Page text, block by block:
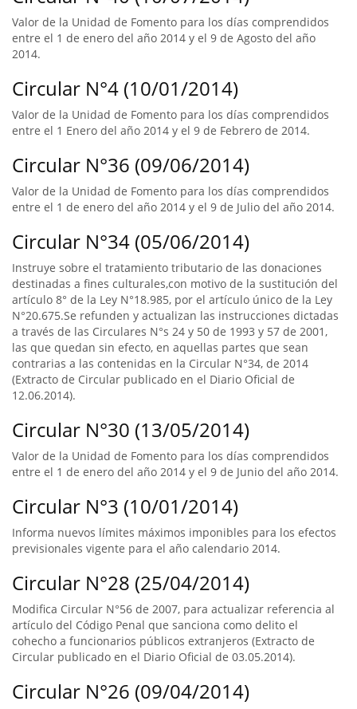
Valor de la Unidad de Fomento para los días comprendidos
entre el 1 de enero del año 2014 y el 9 de Agosto del año
2014.
Circular N°4 (10/01/2014)
Valor de la Unidad de Fomento para los días comprendidos
entre el 1 Enero del año 2014 y el 9 de Febrero de 2014.
Circular N°36 (09/06/2014)
Valor de la Unidad de Fomento para los días comprendidos
entre el 1 de enero del año 2014 y el 9 de Julio del año 2014.
Circular N°34 (05/06/2014)
Instruye sobre el tratamiento tributario de las donaciones
destinadas a fines culturales,con motivo de la sustitución del
artículo 8° de la Ley N°18.985, por el artículo único de la Ley
N°20.675.Se refunden y actualizan las instrucciones dictadas
a través de las Circulares N°s 24 y 50 de 1993 y 57 de 2001,
las que quedan sin efecto, en aquellas partes que sean
contrarias a las contenidas en la Circular N°34, de 2014
(Extracto de Circular publicado en el Diario Oficial de
12.06.2014).
Circular N°30 (13/05/2014)
Valor de la Unidad de Fomento para los días comprendidos
entre el 1 de enero del año 2014 y el 9 de Junio del año 2014.
Circular N°3 (10/01/2014)
Informa nuevos límites máximos imponibles para los efectos
previsionales vigente para el año calendario 2014.
Circular N°28 (25/04/2014)
Modifica Circular N°56 de 2007, para actualizar referencia al
artículo del Código Penal que sanciona como delito el
cohecho a funcionarios públicos extranjeros (Extracto de
Circular publicado en el Diario Oficial de 03.05.2014).
Circular N°26 (09/04/2014)